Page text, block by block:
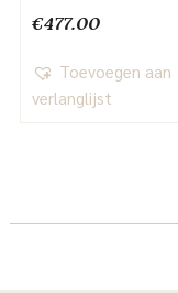
€477.00
Toevoegen aan
verlanglijst